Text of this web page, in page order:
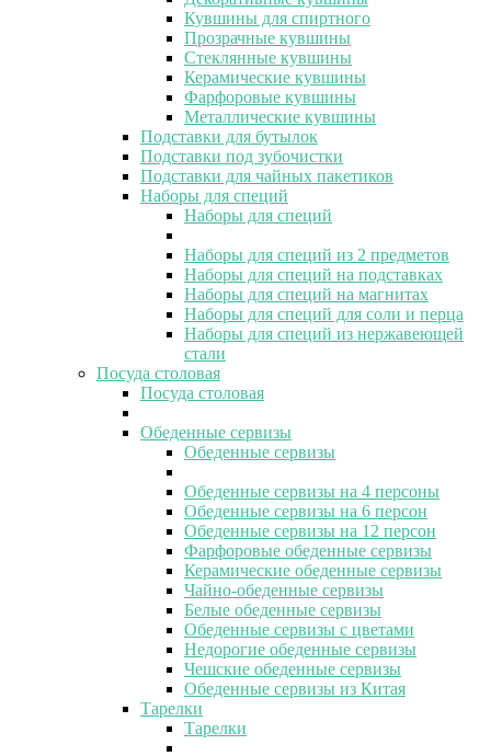
Кувшины для спиртного
Прозрачные кувшины
Стеклянные кувшины
Керамические кувшины
Фарфоровые кувшины
Металлические кувшины
Подставки для бутылок
Подставки под зубочистки
Подставки для чайных пакетиков
Наборы для специй
Наборы для специй
Наборы для специй из 2 предметов
Наборы для специй на подставках
Наборы для специй на магнитах
Наборы для специй для соли и перца
Наборы для специй из нержавеющей
стали
Посуда столовая
Посуда столовая
Обеденные сервизы
Обеденные сервизы
Обеденные сервизы на 4 персоны
Обеденные сервизы на 6 персон
Обеденные сервизы на 12 персон
Фарфоровые обеденные сервизы
Керамические обеденные сервизы
Чайно-обеденные сервизы
Белые обеденные сервизы
Обеденные сервизы с цветами
Недорогие обеденные сервизы
Чешские обеденные сервизы
Обеденные сервизы из Китая
Тарелки
Тарелки